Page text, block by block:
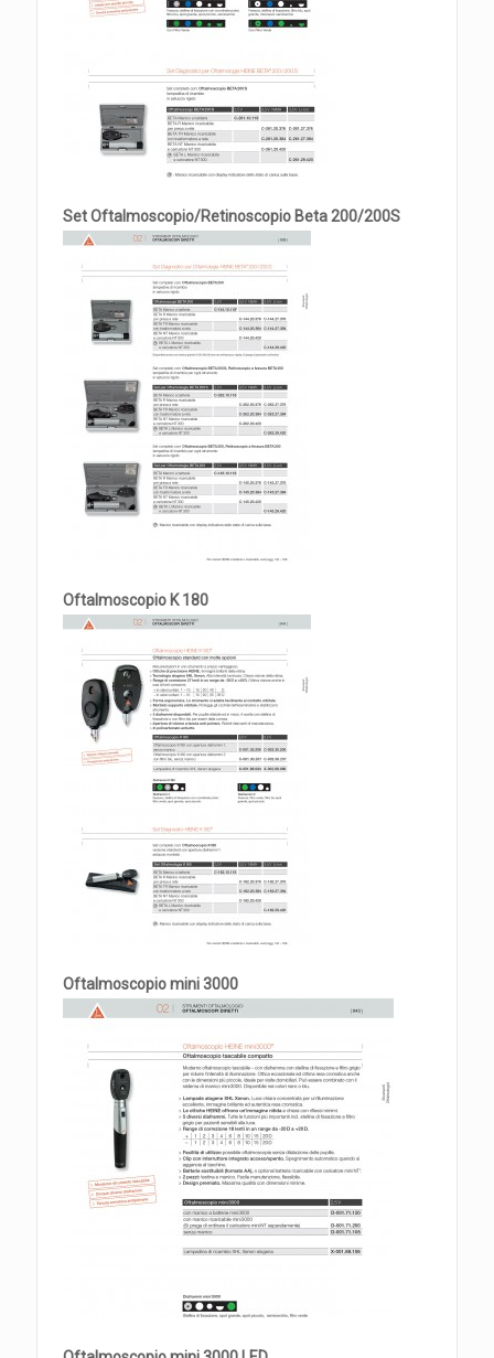
Set Oftalmoscopio/Retinoscopio Beta 200/200S
Oftalmoscopio K 180
Oftalmoscopio mini 3000